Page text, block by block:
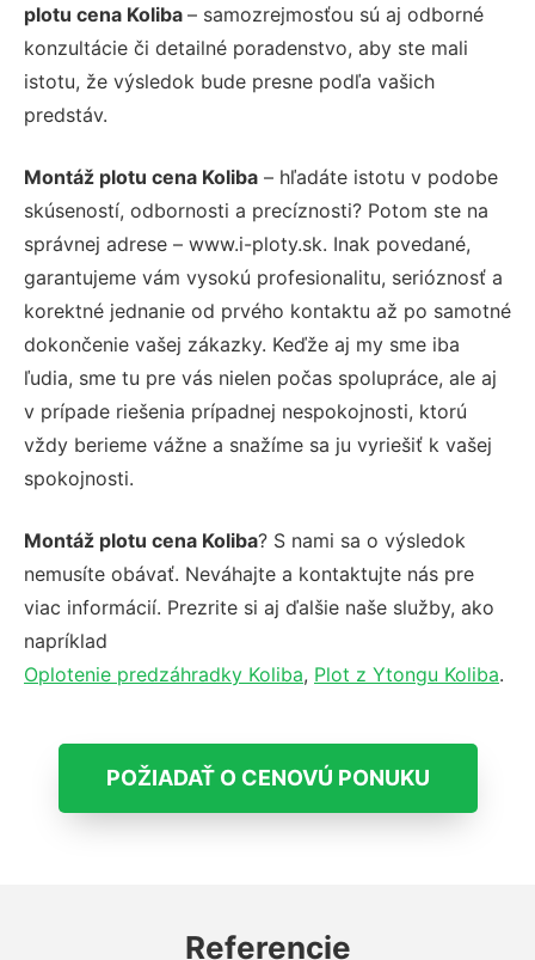
plotu cena Koliba – samozrejmosťou sú aj odborné
konzultácie či detailné poradenstvo, aby ste mali
istotu, že výsledok bude presne podľa vašich
predstáv.
Montáž plotu cena Koliba – hľadáte istotu v podobe
skúseností, odbornosti a precíznosti? Potom ste na
správnej adrese – www.i-ploty.sk. Inak povedané,
garantujeme vám vysokú profesionalitu, serióznosť a
korektné jednanie od prvého kontaktu až po samotné
dokončenie vašej zákazky. Keďže aj my sme iba
ľudia, sme tu pre vás nielen počas spolupráce, ale aj
v prípade riešenia prípadnej nespokojnosti, ktorú
vždy berieme vážne a snažíme sa ju vyriešiť k vašej
spokojnosti.
Montáž plotu cena Koliba? S nami sa o výsledok
nemusíte obávať. Neváhajte a kontaktujte nás pre
viac informácií. Prezrite si aj ďalšie naše služby, ako
napríklad
Oplotenie predzáhradky Koliba, Plot z Ytongu Koliba.
POŽIADAŤ O CENOVÚ PONUKU
Referencie